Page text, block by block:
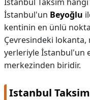
İstanbul'un Beyoğlu
kentinin en ünlü
Çevresindeki
yerleriyle İstanbul'un
merkezinden biridir.
Istanbul